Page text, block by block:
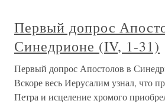
Первый допрос
Синедрионе (IV, 1-31)
Первый допрос Апостолов в
Вскоре весь Иерусалим узнал, что
Петра и исцеление хромого